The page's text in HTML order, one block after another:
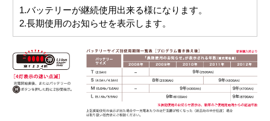
1.バッテリーが継続使用出来る様になります。
2.長期使用のお知らせを表示します。